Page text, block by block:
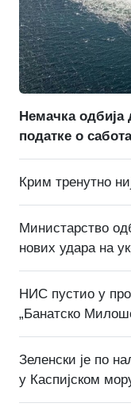
Немачка одбија
податке о
Крим тренутно
Министарство
нових удара на
НИС пустио у
„Банатско
Зеленски је по
у Каспијском